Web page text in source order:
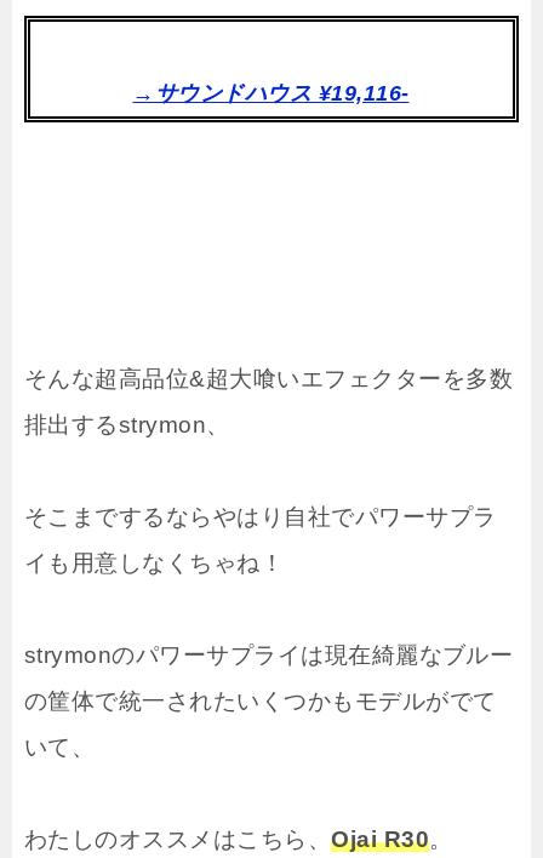
→サウンドハウス ¥19,116-
そんな超高品位&超大喰いエフェクターを多数
排出するstrymon、
そこまでするならやはり自社でパワーサプラ
イも用意しなくちゃね！
strymonのパワーサプライは現在綺麗なブルー
の筐体で統一されたいくつかもモデルがでて
いて、
わたしのオススメはこちら、Ojai R30。